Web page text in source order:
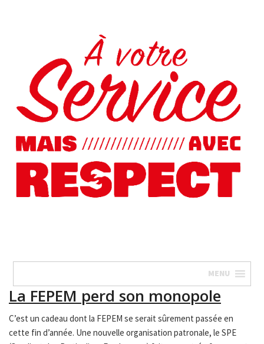
MENU
La FEPEM perd son monopole
C’est un cadeau dont la FEPEM se serait sûrement passée en
cette fin d’année. Une nouvelle organisation patronale, le SPE